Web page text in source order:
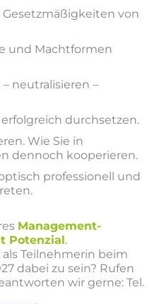
von
und Machtformen
neutralisieren –
durchsetzen.
Wie Sie in
dennoch kooperieren.
professionell und
Management-
Potenzial.
als Teilnehmerin beim
dabei zu sein? Rufen
wir gerne: Tel.